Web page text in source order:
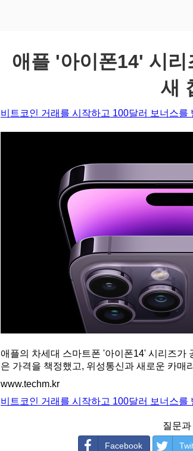
애플 '아이폰14' 시
새
비트코인 거래를 시작하고 100달러 보너스를
애플의 차세대 스마트폰 '아이폰14' 시리즈가
은 가격을 책정했고, 위성통신과 새로운 카매
www.techm.kr
비트코인 거래를 시작하고 100달러 보너스를
질문
Facebook